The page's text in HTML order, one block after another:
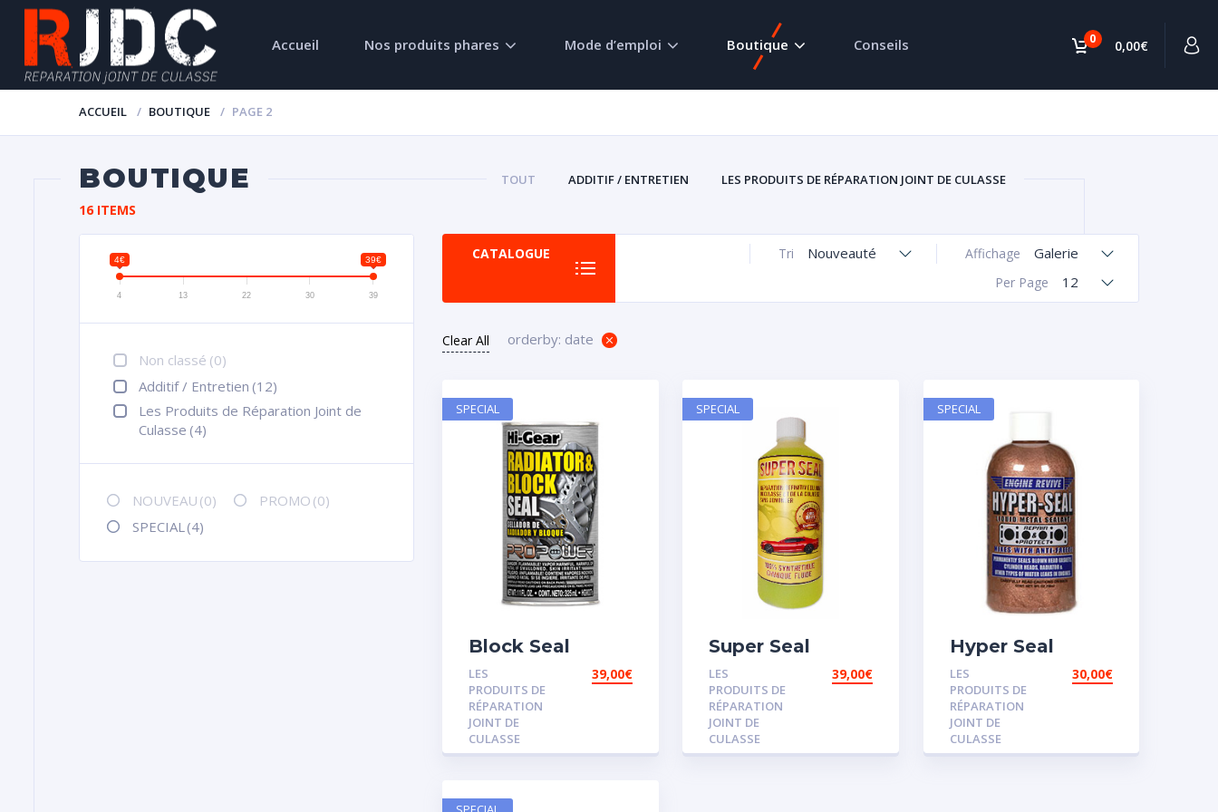
0 0,00€
Accueil Nos produits phares Mode d’emploi Boutique Conseils
ACCUEIL BOUTIQUE PAGE 2
BOUTIQUE TOUT ADDITIF / ENTRETIEN LES PRODUITS DE RÉPARATION JOINT DE CULASSE
16 ITEMS
4€ 39€
4 13 22 30 39
Non classé (0)
Additif / Entretien (12)
Les Produits de Réparation Joint de
Culasse (4)
NOUVEAU (0) PROMO (0)
SPECIAL (4)
CATALOGUE Affichage Galerie
Tri Nouveauté
Per Page 12
Clear All orderby: date
Block Seal
LES
PRODUITS DE
RÉPARATION
JOINT DE
CULASSE
39,00€
SPECIAL
Super Seal
LES
PRODUITS DE
RÉPARATION
JOINT DE
CULASSE
39,00€
SPECIAL
Hyper Seal
LES
PRODUITS DE
RÉPARATION
JOINT DE
CULASSE
30,00€
SPECIAL